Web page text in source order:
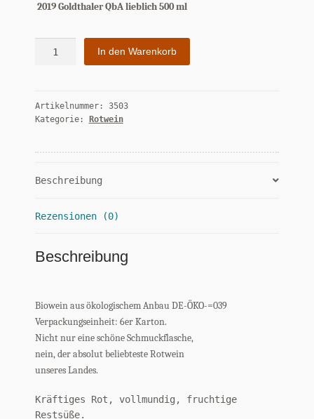
2019 Goldthaler QbA lieblich 500 ml
ml
Menge
In den Warenkorb
Artikelnummer: 3503
Kategorie: Rotwein
Beschreibung
Rezensionen (0)
Beschreibung
Biowein aus ökologischem Anbau DE-ÖKO-=039
Verpackungseinheit: 6er Karton.
Nicht nur eine schöne Schmuckflasche,
nein, der absolut beliebteste Rotwein
unseres Landes.
Kräftiges Rot, vollmundig, fruchtige
Restsüße.